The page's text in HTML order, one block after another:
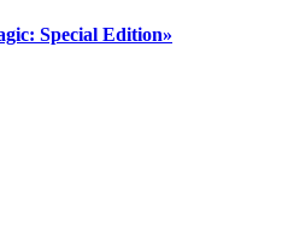
Special Edition»